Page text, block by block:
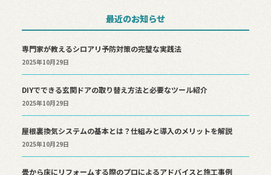
最近のお知らせ
専門家が教えるシロアリ予防対策の完璧な実践法
2025年10月29日
DIYでできる玄関ドアの取り替え方法と必要なツール紹介
2025年10月29日
屋根裏換気システムの基本とは？仕組みと導入のメリットを解説
2025年10月29日
畳から床にリフォームする際のプロによるアドバイスと施工事例